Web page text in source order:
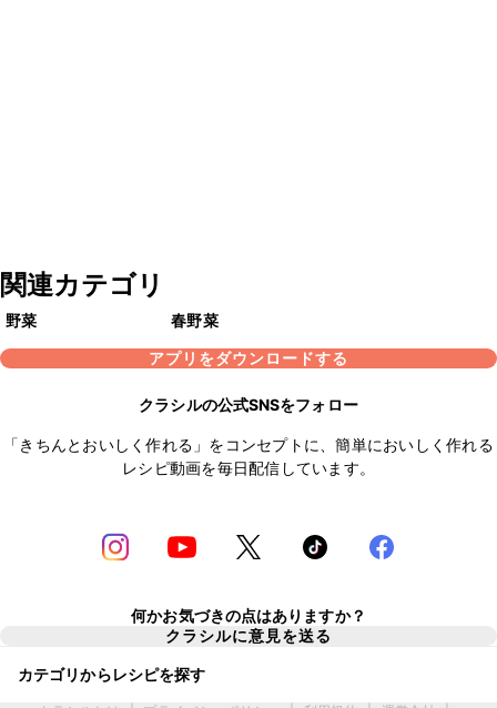
関連カテゴリ
野菜
春野菜
アプリをダウンロードする
クラシルの公式SNSをフォロー
「きちんとおいしく作れる」をコンセプトに、簡単においしく作れる
レシピ動画を毎日配信しています。
何かお気づきの点はありますか？
クラシルに意見を送る
カテゴリからレシピを探す